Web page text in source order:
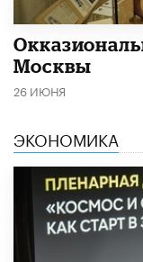
Москвы
26 ИЮНЯ
ЭКОНОМИКА